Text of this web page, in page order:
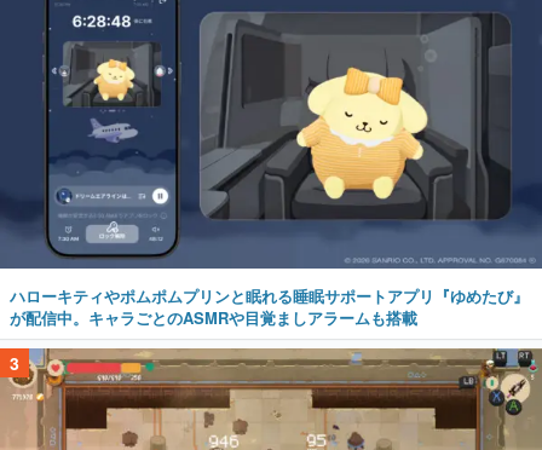
ハローキティやポムポムプリンと眠れる睡眠サポートアプリ『ゆめたび』
が配信中。キャラごとのASMRや目覚ましアラームも搭載
3